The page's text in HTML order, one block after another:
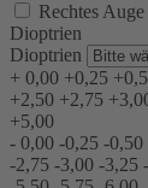
Rechtes Auge
Dioptrien
Dioptrien
+ 0,00 +0,25
+2,50 +2,75
+5,00
- 0,00 -0,25 -0,50
-2,75 -3,00 -3,25